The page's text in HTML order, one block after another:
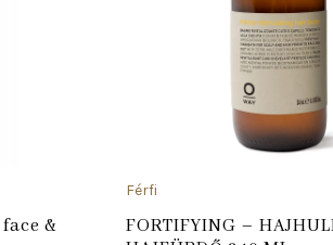
&
Férfi
FORTIFYING –